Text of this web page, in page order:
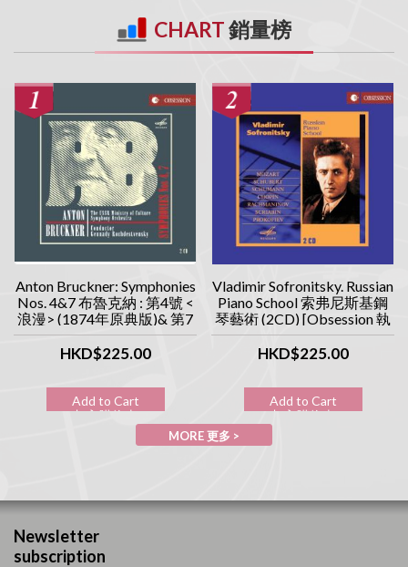
CHART銷量榜
Anton Bruckner: Symphonies
Nos. 4&7 布魯克納 : 第4號 <
浪漫> (1874年原典版)& 第7
號交響曲 (1885年原典版)
(2CD) [Obsession 執念系列]
HKD$225.00
Add to Cart
加入購物車
Vladimir Sofronitsky. Russian
Piano School 索弗尼斯基鋼
琴藝術 (2CD) [Obsession 執
念系列]
HKD$225.00
Add to Cart
加入購物車
MORE 更多 >
Newsletter
subscription